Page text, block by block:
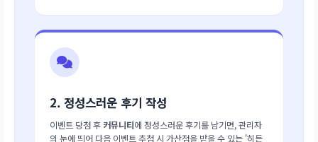
2. 정성스러운 후기 작성
이벤트 당첨 후 커뮤니티에 정성스러운 후기를 남기면, 관리자
의 눈에 띄어 다음 이벤트 추첨 시 가산점을 받을 수 있는 '히든